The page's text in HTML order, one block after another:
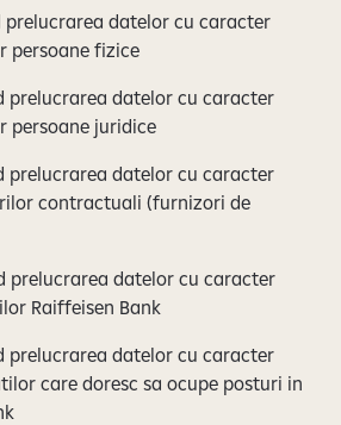
prelucrarea datelor cu caracter
persoane fizice
prelucrarea datelor cu caracter
persoane juridice
prelucrarea datelor cu caracter
contractuali (furnizori de
prelucrarea datelor cu caracter
Raiffeisen Bank
prelucrarea datelor cu caracter
care doresc sa ocupe posturi in